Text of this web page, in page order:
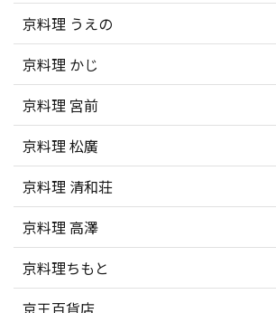
京料理 うえの
京料理 かじ
京料理 宮前
京料理 松廣
京料理 清和荘
京料理 高澤
京料理ちもと